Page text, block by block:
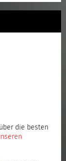
die besten